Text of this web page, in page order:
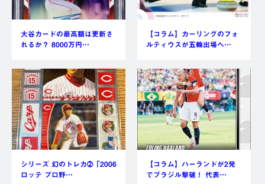
大谷カードの最高額は更新さ
れるか？ 8000万円…
【コラム】カーリングのフォ
ルティウスが五輪出場へ…
シリーズ 幻のトレカ➁「2006
ロッテ プロ野…
【コラム】ハーランドが2発
でブラジル撃破！ 代表…